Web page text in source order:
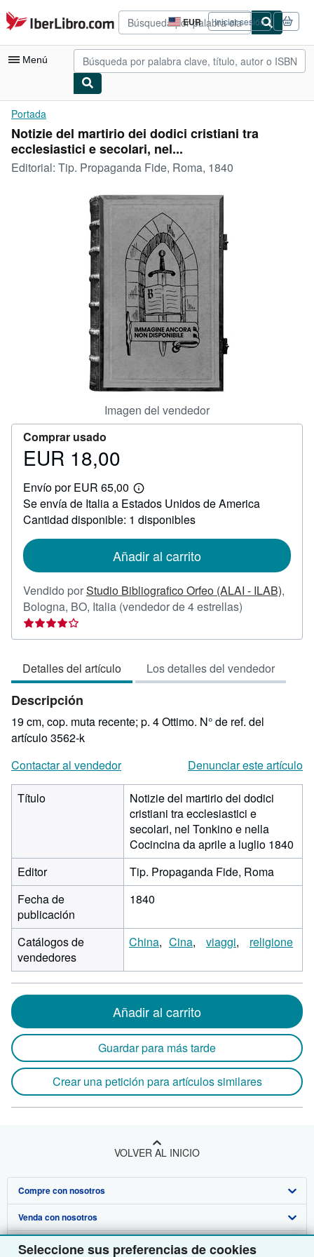
Seleccione sus preferencias de cookies
Pasar al contenido principal
IberLibro.com EUR
Preferencias
de
compra
del
Iniciar sesión
Menú
Mi cuenta
Consultar mis pedidos
Búsqueda avanzada
Arte y coleccionismo
Comenzar a vender
CERRAR
Portada
Notizie del martirio dei dodici cristiani tra
ecclesiastici e secolari, nel...
Editorial: Tip. Propaganda Fide, Roma, 1840
Imagen del vendedor
Comprar usado
Precio
18,00
EUR 18,00
Envío por EUR 65,00
Más
información
sobre
las
envío
Se envía de Italia a Estados Unidos de America
Cantidad disponible: 1 disponibles
Añadir al carrito
Vendido porStudio Bibliografico Orfeo (ALAI - ILAB),
Bologna, BO, Italia (vendedor de 4 estrellas)
vendedor:
de
5
Detalles del artículo Los detalles del vendedor
Descripción
19 cm, cop. muta recente; p. 4 Ottimo. N° de ref. del
artículo 3562-k
Contactar al vendedor
Denunciar este artículo
Título
Notizie del martirio dei dodici
cristiani tra ecclesiastici e
secolari, nel Tonkino e nella
Cocincina da aprile a luglio 1840
Editor
Tip. Propaganda Fide, Roma
Fecha de
publicación
1840
Catálogos de
vendedores
China Cina viaggi religione
Añadir al carrito
Guardar para más tarde
Crear una petición para artículos similares
VOLVER AL INICIO
Compre con nosotros
Búsqueda avanzada
Colecciones
Venda con nosotros
Comenzar a vender
Sobre nosotros